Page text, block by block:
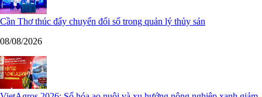
Cần Thơ thúc đẩy chuyển đổi số trong quản lý thủy sản
08/08/2026